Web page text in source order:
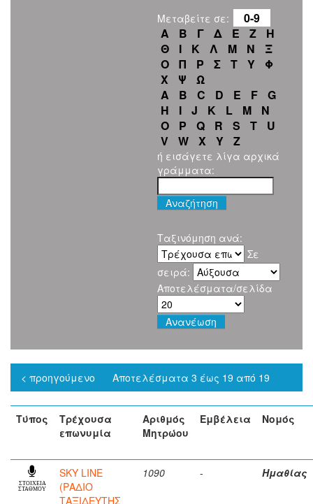
Μεταβείτε σε:
0-9
Α
Β Γ Δ Ε Ζ
Η
Θ
Ι Κ Λ Μ Ν
Ξ
Ο
Π Ρ Σ Τ Υ
Φ
Χ
Ψ
Ω
A
B C D E F
G
H
I J K L M
N
O
P Q R S T
U
V
W X Y Z
ή εισάγετε λίγα αρχικά
γράμματα:
Ταξινόμηση ανά:
Σε
σειρά:
Αποτελέσματα/σελίδα
Αποτελέσματα 3 έως 19 από 19
< προηγούμενο
Τύπος
Τρέχουσα
επωνυμία
Αριθμός
Μητρώου
Εμβέλεια Νομός
ΣΤΟΙΧΕΙΑ
ΣΤΑΘΜΟΥ
SKY LINE
(ΡΑΔΙΟ
ΤΑΞΙΔΕΥΤΗΣ
1090 - Ημαθίας